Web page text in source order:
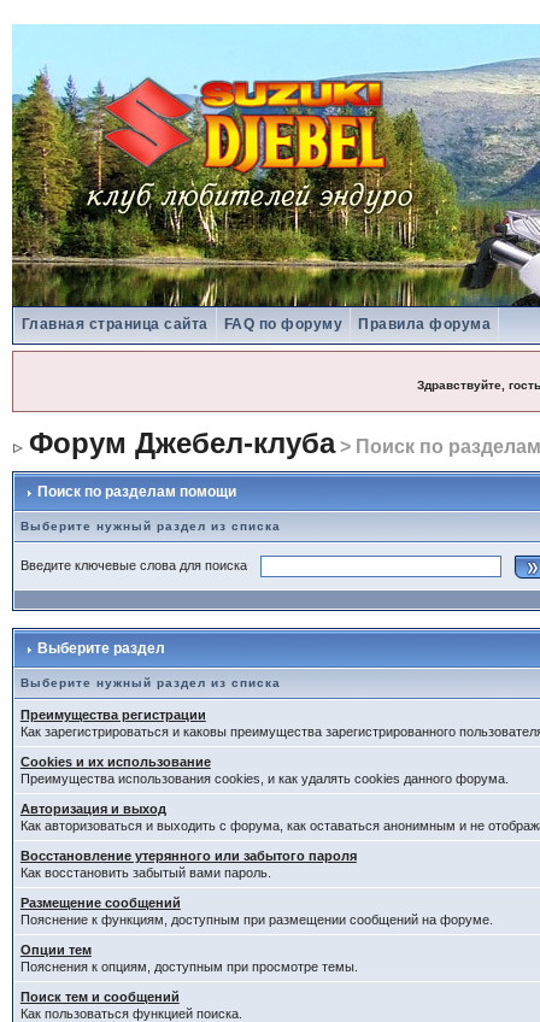
Главная страница сайта FAQ по форуму Правила форума
Здравствуйте, гость
Форум Джебел-клуба> Поиск по
Поиск по разделам помощи
Выберите нужный раздел из списка
Введите ключевые слова для поиска
Выберите раздел
Выберите нужный раздел из списка
Преимущества регистрации
Как зарегистрироваться и каковы преимущества зарегистрированного
Cookies и их использование
Преимущества использования cookies, и как удалять cookies данного форума.
Авторизация и выход
Как авторизоваться и выходить с форума, как оставаться анонимным и не
Восстановление утерянного или забытого пароля
Как восстановить забытый вами пароль.
Размещение сообщений
Пояснение к функциям, доступным при размещении сообщений на форуме.
Опции тем
Пояснения к опциям, доступным при просмотре темы.
Поиск тем и сообщений
Как пользоваться функцией поиска.